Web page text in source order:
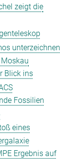
zeigt die
unterzeichnen
Blick ins
Fossilien
eines
Ergebnis auf